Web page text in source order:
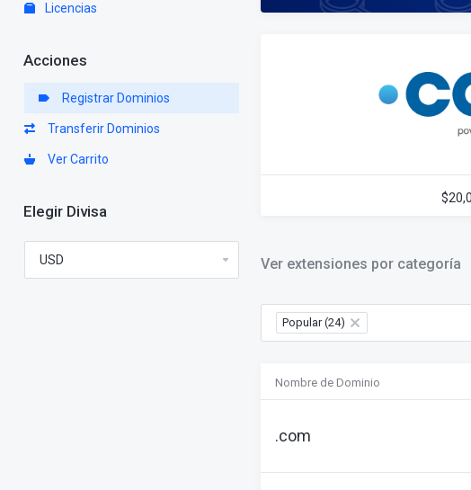
Licencias
Acciones
Registrar Dominios
Transferir Dominios
Ver Carrito
Elegir Divisa
Ver extensiones por categoría
Popular (24) ×
Nombre de Dominio
.com